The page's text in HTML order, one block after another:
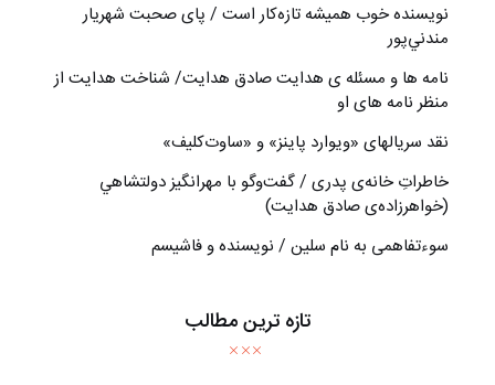
نويسنده خوب هميشه تازه‌كار است / پای صحبت شهريار
مندني‌پور
نامه ها و مسئله ی هدایت صادق هدایت/ شناخت هدایت از
منظر نامه های او
نقد سریالهای «ویوارد پاینز» و «ساوت‌کلیف»
خاطراتِ خانه‌ی پدری / گفت‌وگو با مهرانگيز دولتشاهي
(خواهرزاده‌ی صادق هدايت)
سوءتفاهمی به نام سلین / نویسنده و فاشیسم
تازه ترین مطالب